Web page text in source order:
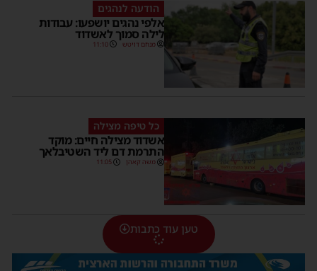
הודעה לנהגים
אלפי נהגים יושפעו: עבודות
לילה סמוך לאשדוד
מנחם דויטש 11:10
כל טיפה מצילה
אשדוד מצילה חיים: מוקד
התרמת דם ליד השטיבלאך
משה קאהן 11:05
טען עוד כתבות